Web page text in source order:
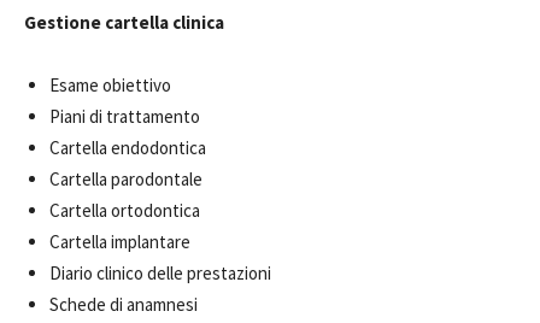
Gestione cartella clinica
Esame obiettivo
Piani di trattamento
Cartella endodontica
Cartella parodontale
Cartella ortodontica
Cartella implantare
Diario clinico delle prestazioni
Schede di anamnesi